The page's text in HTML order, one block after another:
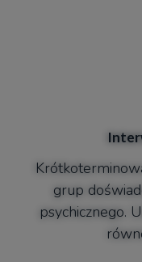
grup
psychicznego.